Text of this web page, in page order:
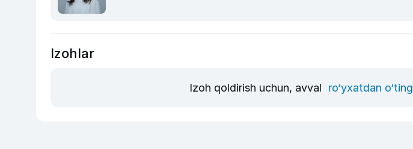
Izohlar
Izoh qoldirish uchun, avval ro‘yxatdan o‘ting